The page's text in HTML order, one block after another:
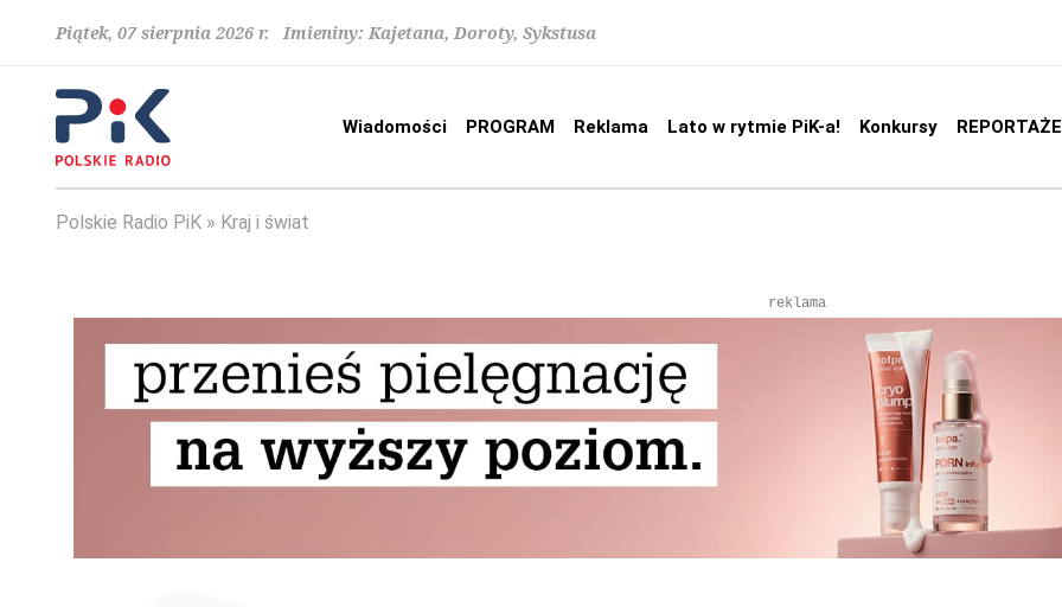
Piątek, 07 sierpnia 2026 r. Imieniny: Kajetana, Doroty, Sykstusa
Wiadomości PROGRAM Reklama Lato w rytmie PiK-a! Konkursy REPORTAŻE
Polskie Radio PiK Kraj i świat
reklama